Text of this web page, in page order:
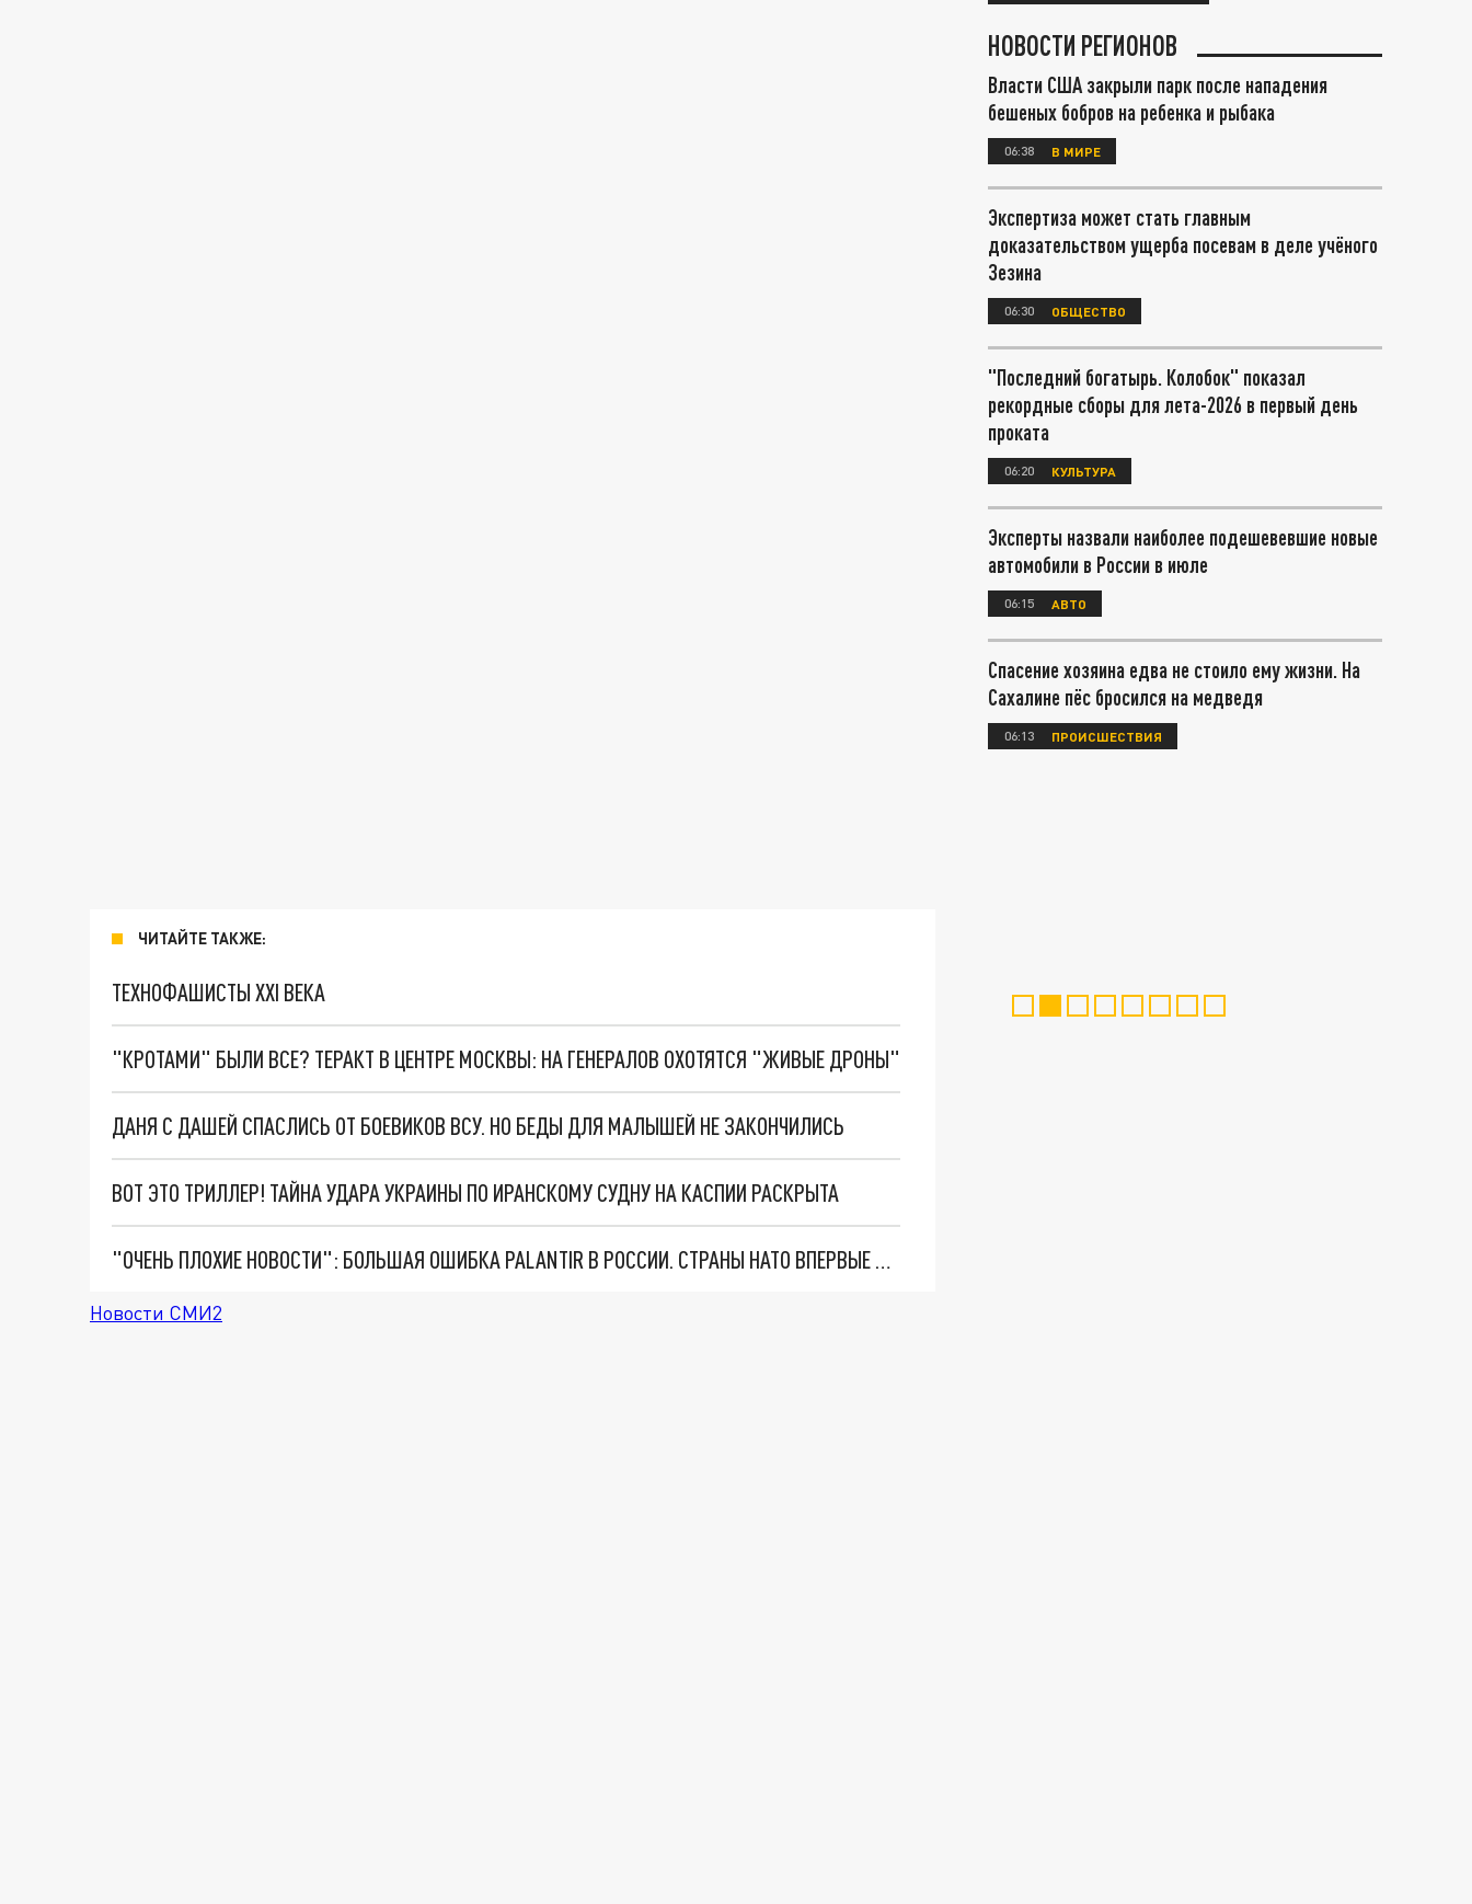
ЧИТАЙТЕ ТАКЖЕ:
ТЕХНОФАШИСТЫ XXI ВЕКА
"КРОТАМИ" БЫЛИ ВСЕ? ТЕРАКТ В ЦЕНТРЕ МОСКВЫ: НА ГЕНЕРАЛОВ ОХОТЯТСЯ "ЖИВЫЕ ДРОНЫ"
ДАНЯ С ДАШЕЙ СПАСЛИСЬ ОТ БОЕВИКОВ ВСУ. НО БЕДЫ ДЛЯ МАЛЫШЕЙ НЕ ЗАКОНЧИЛИСЬ
ВОТ ЭТО ТРИЛЛЕР! ТАЙНА УДАРА УКРАИНЫ ПО ИРАНСКОМУ СУДНУ НА КАСПИИ РАСКРЫТА
"ОЧЕНЬ ПЛОХИЕ НОВОСТИ": БОЛЬШАЯ ОШИБКА PALANTIR В РОССИИ. СТРАНЫ НАТО ВПЕРВЫЕ ЗА СВО ОСТАНОВИЛИ ПОСТАВКИ ОРУЖИЯ. ВСУ ТЕРЯЮТ ПРИГРАНИЧЬЕ?
Новости СМИ2
НОВОСТИ РЕГИОНОВ
Власти США закрыли парк после нападения
бешеных бобров на ребенка и рыбака
06:38 В МИРЕ
Экспертиза может стать главным
доказательством ущерба посевам в деле учёного
Зезина
06:30 ОБЩЕСТВО
"Последний богатырь. Колобок" показал
рекордные сборы для лета-2026 в первый день
проката
06:20 КУЛЬТУРА
Эксперты назвали наиболее подешевевшие новые
автомобили в России в июле
06:15 АВТО
Спасение хозяина едва не стоило ему жизни. На
Сахалине пёс бросился на медведя
06:13 ПРОИСШЕСТВИЯ